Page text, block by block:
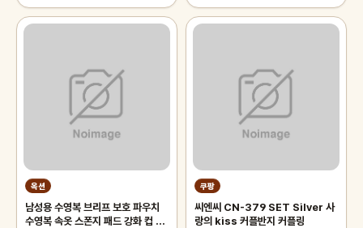
옥션
남성용 수영복 브리프 보호 파우치
수영복 속옷 스폰지 패드 강화 컵 푸
쿠팡
씨엔씨 CN-379 SET Silver 사
랑의 kiss 커플반지 커플링